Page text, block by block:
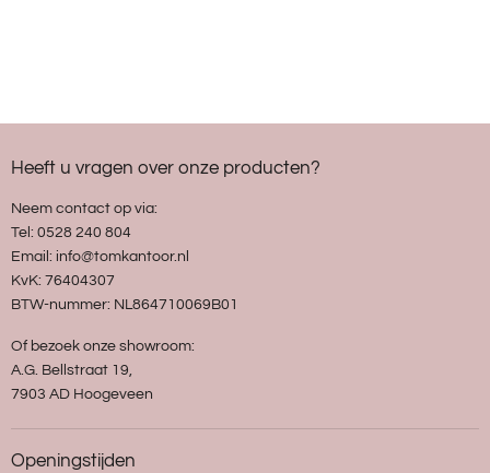
Heeft u vragen over onze producten?
Neem contact op via:
Tel: 0528 240 804
Email: info@tomkantoor.nl
KvK: 76404307
BTW-nummer: NL864710069B01
Of bezoek onze showroom:
A.G. Bellstraat 19,
7903 AD Hoogeveen
Openingstijden